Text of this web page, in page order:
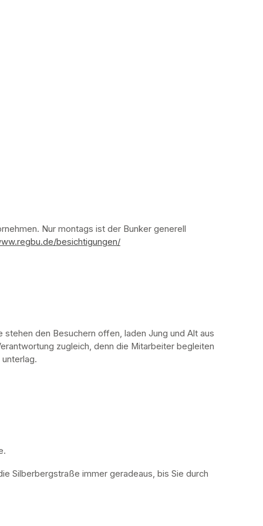
Nur montags ist der Bunker generell
besichtigungen/
den Besuchern offen, laden Jung und Alt aus
zugleich, denn die Mitarbeiter begleiten
Silberbergstraße immer geradeaus, bis Sie durch